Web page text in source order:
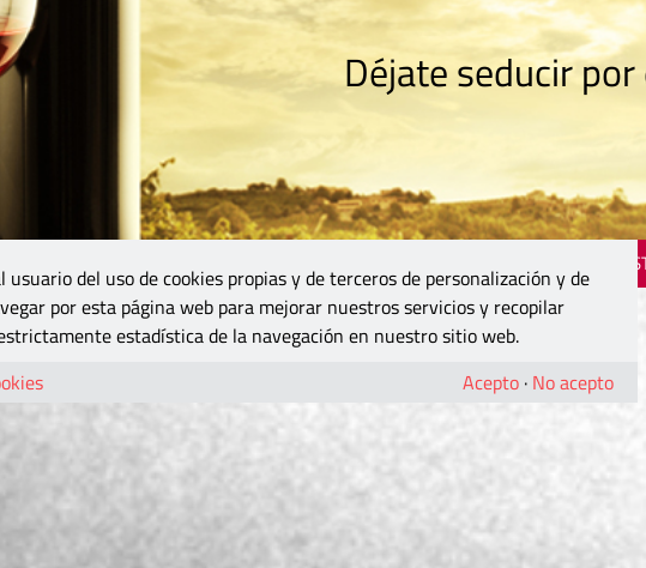
Déjate seducir
usuario del uso de cookies propias y de terceros de personalización y de
por esta página web para mejorar nuestros servicios y recopilar
estadística de la navegación en nuestro sitio web.
Acepto · No acepto